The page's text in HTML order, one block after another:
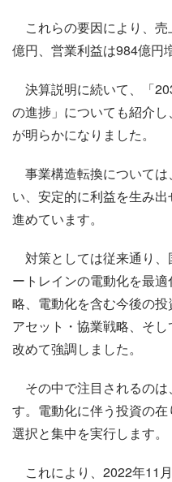
これらの要因により、
億円、営業利益は984億円
決算説明に続いて、「
の進捗」についても紹介
が明らかになりました。
事業構造転換については
い、安定的に利益を生み
進めています。
対策としては従来通り、
ートレインの電動化を最
略、電動化を含む今後の
アセット・協業戦略、そ
改めて強調しました。
その中で注目されるの
す。電動化に伴う投資の
選択と集中を実行します。
これにより、2022年11